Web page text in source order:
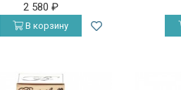
2 580 ₽
В корзину